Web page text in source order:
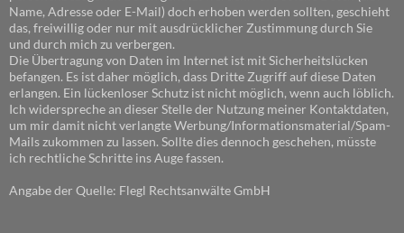
Name, Adresse oder E-Mail) doch erhoben werden sollten, geschieht
das, freiwillig oder nur mit ausdrücklicher Zustimmung durch Sie
und durch mich zu verbergen.
Die Übertragung von Daten im Internet ist mit Sicherheitslücken
befangen. Es ist daher möglich, dass Dritte Zugriff auf diese Daten
erlangen. Ein lückenloser Schutz ist nicht möglich, wenn auch löblich.
Ich widerspreche an dieser Stelle der Nutzung meiner Kontaktdaten,
um mir damit nicht verlangte Werbung/Informationsmaterial/Spam-
Mails zukommen zu lassen. Sollte dies dennoch geschehen, müsste
ich rechtliche Schritte ins Auge fassen.
Angabe der Quelle: Flegl Rechtsanwälte GmbH